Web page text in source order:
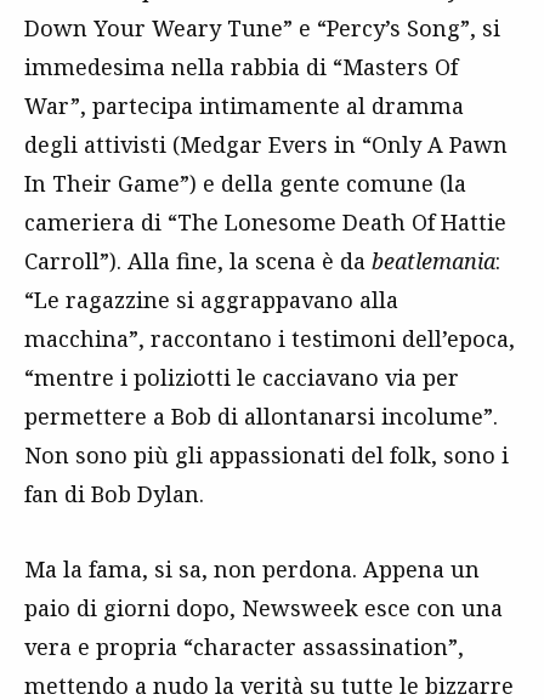
Down Your Weary Tune” e “Percy’s Song”, si
immedesima nella rabbia di “Masters Of
War”, partecipa intimamente al dramma
degli attivisti (Medgar Evers in “Only A Pawn
In Their Game”) e della gente comune (la
cameriera di “The Lonesome Death Of Hattie
Carroll”). Alla fine, la scena è da beatlemania:
“Le ragazzine si aggrappavano alla
macchina”, raccontano i testimoni dell’epoca,
“mentre i poliziotti le cacciavano via per
permettere a Bob di allontanarsi incolume”.
Non sono più gli appassionati del folk, sono i
fan di Bob Dylan.
Ma la fama, si sa, non perdona. Appena un
paio di giorni dopo, Newsweek esce con una
vera e propria “character assassination”,
mettendo a nudo la verità su tutte le bizzarre